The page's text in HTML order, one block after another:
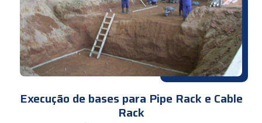
Execução de bases para Pipe Rack e Cable
Rack